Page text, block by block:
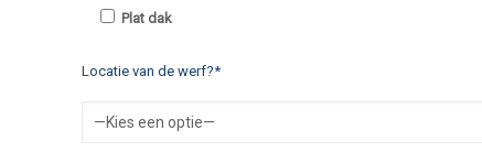
Plat dak
Locatie van de werf?*